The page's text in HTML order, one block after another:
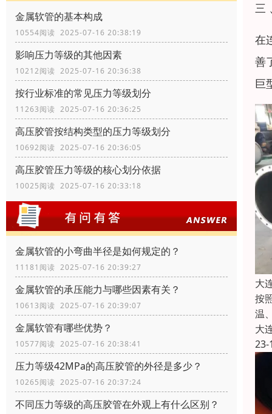
金属软管的基本构成
10554阅读 2025-07-16 20:38:19
影响压力等级的其他因素
10212阅读 2025-07-16 20:36:38
按行业标准的常见压力等级划分
11263阅读 2025-07-16 20:36:25
高压胶管按结构类型的压力等级划分
10692阅读 2025-07-16 20:36:05
高压胶管压力等级的核心划分依据
10025阅读 2025-07-16 20:33:18
金属软管的小弯曲半径是如何规定的？
11181阅读 2025-07-16 20:39:27
金属软管的承压能力与哪些因素有关？
10613阅读 2025-07-16 20:39:07
金属软管有哪些优势？
10577阅读 2025-07-16 20:38:41
压力等级42MPa的高压胶管的外径是多少？
10265阅读 2025-07-16 20:37:24
不同压力等级的高压胶管在外观上有什么区别？
三
在
善
巨
大
按
温
大
23-